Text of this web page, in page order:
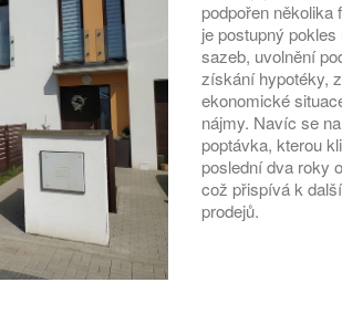
podpořen několika
je postupný
sazeb, uvolnění
získání hypotéky,
ekonomické
nájmy. Navíc se
poptávka, kterou
poslední dva roky
což přispívá k
prodejů.